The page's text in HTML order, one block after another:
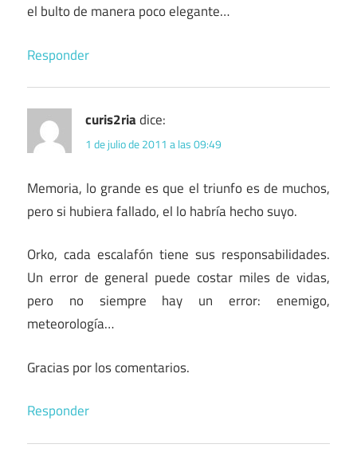
el bulto de manera poco elegante…
Responder
curis2riadice:
1 de julio de 2011 a las 09:49
Memoria, lo grande es que el triunfo es de muchos,
pero si hubiera fallado, el lo habría hecho suyo.
Orko, cada escalafón tiene sus responsabilidades.
Un error de general puede costar miles de vidas,
pero no siempre hay un error: enemigo,
meteorología…
Gracias por los comentarios.
Responder